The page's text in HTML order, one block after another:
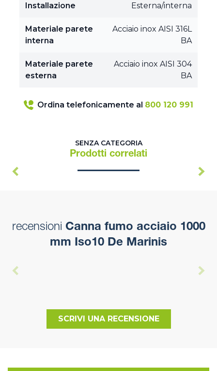
Installazione Esterna/interna
Materiale parete
interna
Acciaio inox AISI 316L
BA
Materiale parete
esterna
Acciaio inox AISI 304
BA
Ordina telefonicamente al 800 120 991
SENZA CATEGORIA
Prodotti correlati
recensioni Canna fumo acciaio 1000
mm Iso10 De Marinis
SCRIVI UNA RECENSIONE